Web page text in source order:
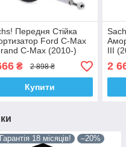
Передня Стійка
Ford C-Max
C-Max (2010-)
С-Макс 2. Ліва.
, 3348015 Сакс!
₴ 2 898 ₴
Купити
III
2
Гарантія 18 місяців! –20%